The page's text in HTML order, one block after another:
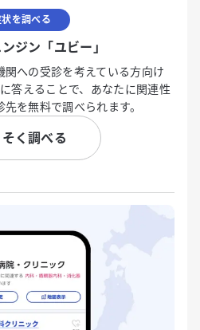
を調べる
ジン「ユビー」
への受診を考えている方向け
答えることで、あなたに関連性
を無料で調べられます。
く調べる